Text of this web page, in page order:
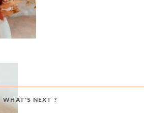
WHAT'S NEXT ?
INFOS
JOURNAL
CONTACT